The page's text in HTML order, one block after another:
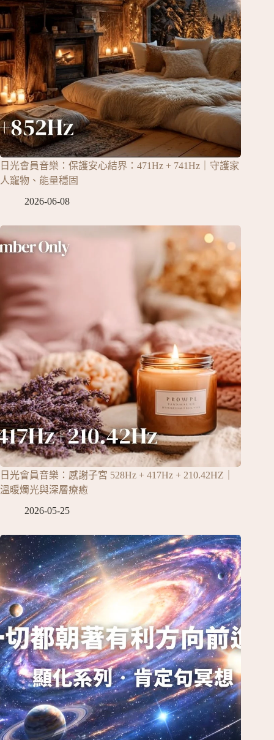
日光會員音樂：保護安心結界：471Hz + 741Hz｜守護家
人寵物、能量穩固
2026-06-08
日光會員音樂：感謝子宮 528Hz + 417Hz + 210.42HZ｜
溫暖燭光與深層療癒
2026-05-25